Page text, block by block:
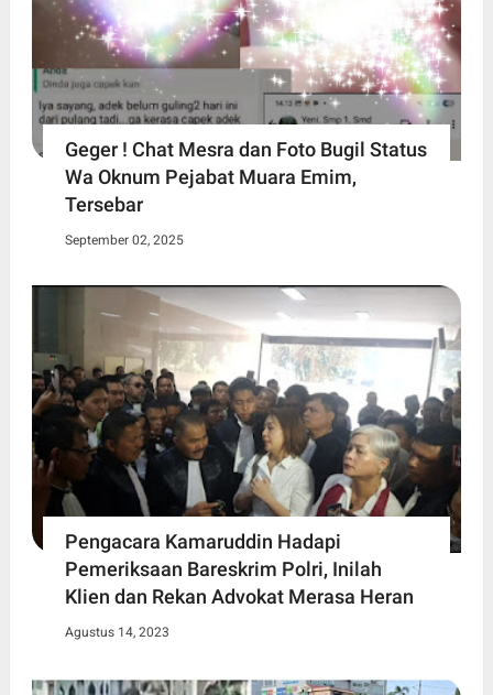
Geger ! Chat Mesra dan Foto Bugil Status
Wa Oknum Pejabat Muara Emim,
Tersebar
September 02, 2025
Pengacara Kamaruddin Hadapi
Pemeriksaan Bareskrim Polri, Inilah
Klien dan Rekan Advokat Merasa Heran
Agustus 14, 2023